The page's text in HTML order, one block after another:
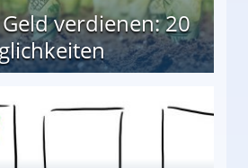
verdienen: 20